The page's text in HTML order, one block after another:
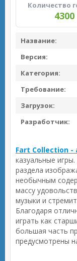
Количество
4300
Название:
Версия:
Категория:
Требование:
Загрузок:
Разработчик:
Fart Collection
казуальные
раздела
необычным
массу
музыки и
Благодаря
играть как
большая часть
предусмотрены